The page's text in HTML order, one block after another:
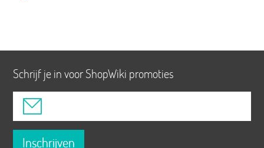
Schrijf je in voor ShopWiki promoties
Inschrijven